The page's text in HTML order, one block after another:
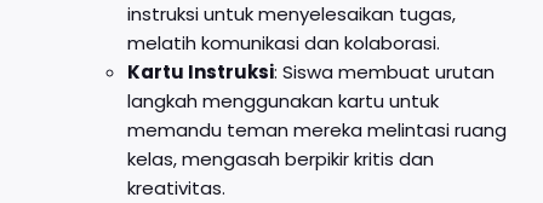
instruksi untuk menyelesaikan tugas,
melatih komunikasi dan kolaborasi.
Kartu Instruksi: Siswa membuat urutan
langkah menggunakan kartu untuk
memandu teman mereka melintasi ruang
kelas, mengasah berpikir kritis dan
kreativitas.